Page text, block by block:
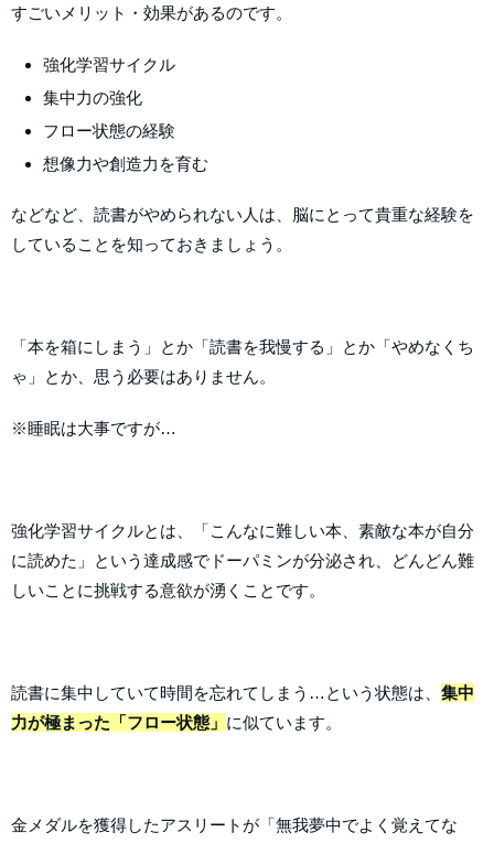
すごいメリット・効果があるのです。
強化学習サイクル
集中力の強化
フロー状態の経験
想像力や創造力を育む
などなど、読書がやめられない人は、脳にとって貴重な経験を
していることを知っておきましょう。
「本を箱にしまう」とか「読書を我慢する」とか「やめなくち
ゃ」とか、思う必要はありません。
※睡眠は大事ですが…
強化学習サイクルとは、「こんなに難しい本、素敵な本が自分
に読めた」という達成感でドーパミンが分泌され、どんどん難
しいことに挑戦する意欲が湧くことです。
読書に集中していて時間を忘れてしまう…という状態は、 集中
力が極まった「フロー状態」 に似ています。
金メダルを獲得したアスリートが「無我夢中でよく覚えてな